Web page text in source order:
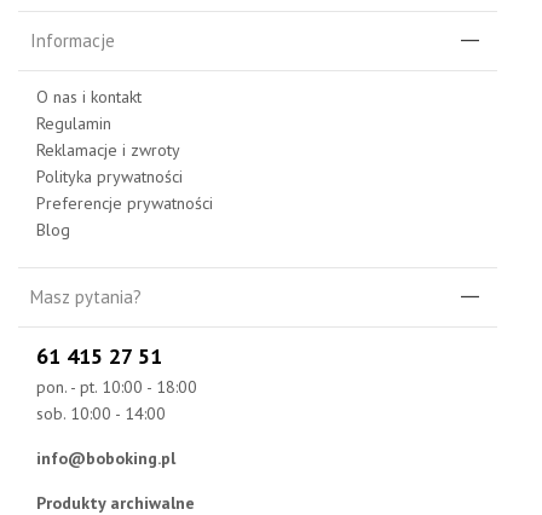
Informacje
O nas i kontakt
Regulamin
Reklamacje i zwroty
Polityka prywatności
Preferencje prywatności
Blog
Masz pytania?
61 415 27 51
pon. - pt. 10:00 - 18:00
sob. 10:00 - 14:00
info@boboking.pl
Produkty archiwalne